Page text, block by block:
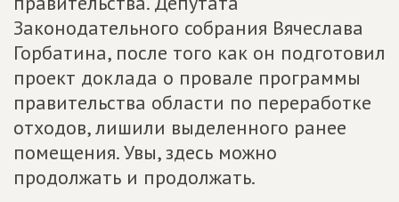
Законодательного собрания Вячеслава
Горбатина, после того как он подготовил
проект доклада о провале программы
правительства области по переработке
отходов, лишили выделенного ранее
помещения. Увы, здесь можно
продолжать и продолжать.